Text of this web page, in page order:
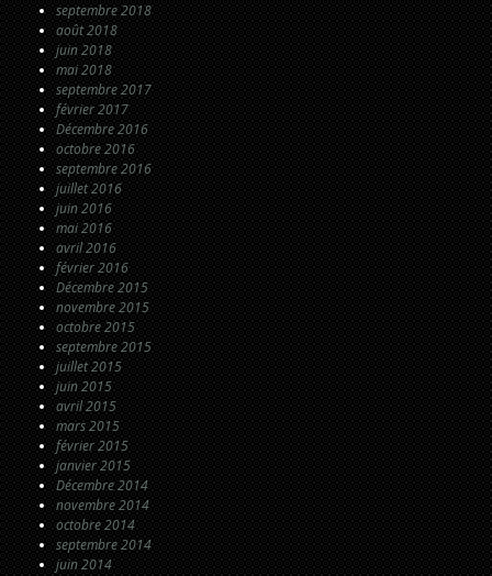
septembre 2018
août 2018
juin 2018
mai 2018
septembre 2017
février 2017
Décembre 2016
octobre 2016
septembre 2016
juillet 2016
juin 2016
mai 2016
avril 2016
février 2016
Décembre 2015
novembre 2015
octobre 2015
septembre 2015
juillet 2015
juin 2015
avril 2015
mars 2015
février 2015
janvier 2015
Décembre 2014
novembre 2014
octobre 2014
septembre 2014
juin 2014